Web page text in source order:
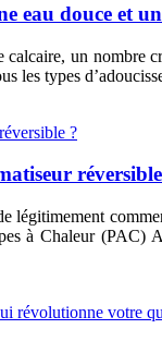
eau douce et
calcaire, un
les types
légitimement
à Chaleur (PAC)